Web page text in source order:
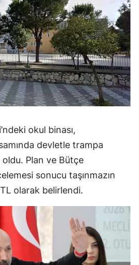
okul binası,
devletle trampa
oldu. Plan ve Bütçe
sonucu taşınmazın
olarak belirlendi.